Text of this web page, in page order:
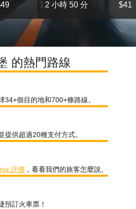
1 2 小時 50 分 $41
的熱門路線
34+個目的地和700+條路線。
提供超過20種支付方式。
評價 ，看看我們的旅客怎麼說。
預訂火車票！